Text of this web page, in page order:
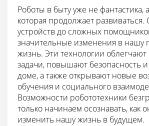
Роботы в быту уже не фантастика,
которая продолжает
устройств до сложных
значительные изменения в нашу
жизнь. Эти технологии
задачи, повышают безопасность
доме, а также открывают новые
обучения и социального
Возможности робототехники
только начинаем осознавать, как
изменить нашу жизнь в будущем.